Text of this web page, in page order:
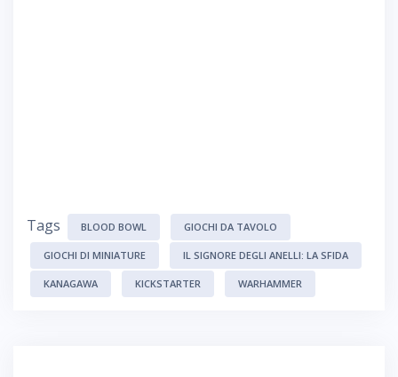
Tags BLOOD BOWL GIOCHI DA TAVOLO
GIOCHI DI MINIATURE IL SIGNORE DEGLI ANELLI: LA SFIDA
KANAGAWA KICKSTARTER WARHAMMER